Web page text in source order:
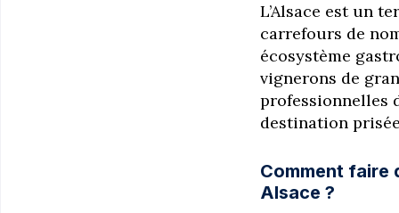
L’Alsace est un
carrefours de
écosystème
vignerons de
professionnelles
destination
Comment faire
Alsace ?